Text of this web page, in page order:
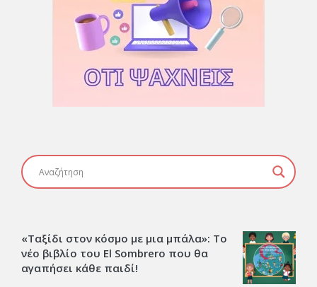
«Ταξίδι στον κόσμο με μια μπάλα»: Το
νέο βιβλίο του El Sombrero που θα
αγαπήσει κάθε παιδί!